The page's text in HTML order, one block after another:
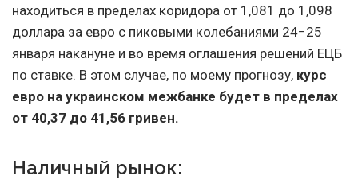
находиться в пределах коридора от 1,081 до 1,098
доллара за евро с пиковыми колебаниями 24−25
января накануне и во время оглашения решений ЕЦБ
по ставке. В этом случае, по моему прогнозу, курс
евро на украинском межбанке будет в пределах
от 40,37 до 41,56 гривен.
Наличный рынок: